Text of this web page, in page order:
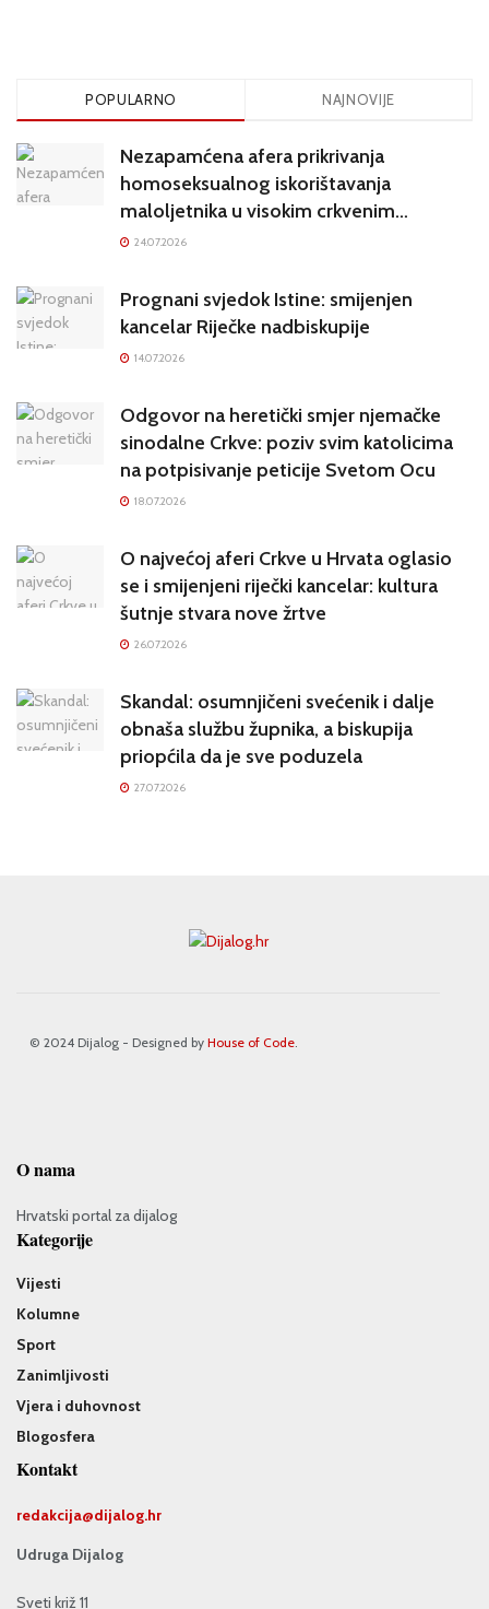
POPULARNO NAJNOVIJE
Nezapamćena afera prikrivanja
homoseksualnog iskorištavanja
maloljetnika u visokim crkvenim
krugovima potresa Hrvatsku
24.07.2026
Prognani svjedok Istine: smijenjen
kancelar Riječke nadbiskupije
14.07.2026
Odgovor na heretički smjer njemačke
sinodalne Crkve: poziv svim katolicima
na potpisivanje peticije Svetom Ocu
18.07.2026
O najvećoj aferi Crkve u Hrvata oglasio
se i smijenjeni riječki kancelar: kultura
šutnje stvara nove žrtve
26.07.2026
Skandal: osumnjičeni svećenik i dalje
obnaša službu župnika, a biskupija
priopćila da je sve poduzela
27.07.2026
© 2024 Dijalog - Designed by House of Code.
O nama
Hrvatski portal za dijalog
Kategorije
Vijesti
Kolumne
Sport
Zanimljivosti
Vjera i duhovnost
Blogosfera
Kontakt
redakcija@dijalog.hr
Udruga Dijalog
Sveti križ 11